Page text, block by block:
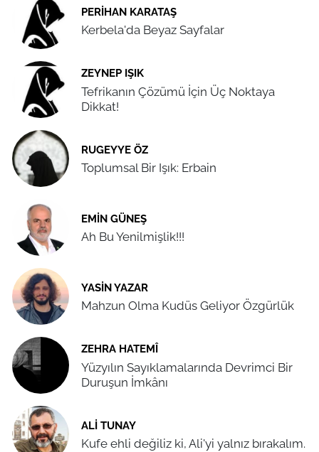
PERIHAN KARATAŞ
Kerbela'da Beyaz Sayfalar
ZEYNEP IŞIK
Tefrikanın Çözümü İçin Üç Noktaya
Dikkat!
RUGEYYE ÖZ
Toplumsal Bir Işık: Erbain
EMIN GÜNEŞ
Ah Bu Yenilmişlik!!!
YASIN YAZAR
Mahzun Olma Kudüs Geliyor Özgürlük
ZEHRA HATEMÎ
Yüzyılın Sayıklamalarında Devrimci Bir
Duruşun İmkânı
ALI TUNAY
Kufe ehli değiliz ki, Ali'yi yalnız bırakalım.